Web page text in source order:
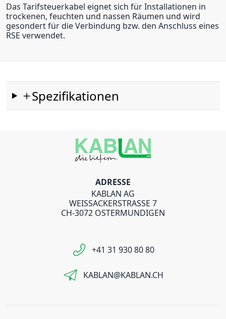
Das Tarifsteuerkabel eignet sich für Installationen in
trockenen, feuchten und nassen Räumen und wird
gesondert für die Verbindung bzw. den Anschluss eines
RSE verwendet.
Spezifikationen
ADRESSE
KABLAN AG
WEISSACKERSTRASSE 7
CH-3072 OSTERMUNDIGEN
+41 31 930 80 80
KABLAN@KABLAN.CH